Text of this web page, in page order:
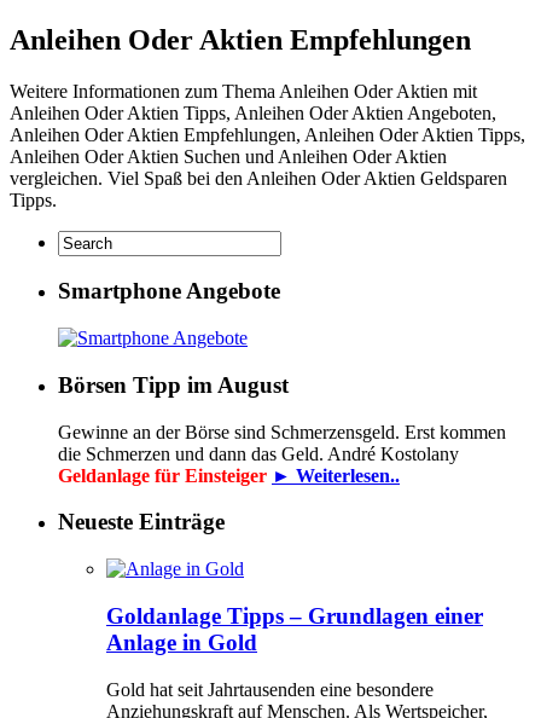
Anleihen Oder Aktien Empfehlungen
Weitere Informationen zum Thema Anleihen Oder Aktien mit
Anleihen Oder Aktien Tipps, Anleihen Oder Aktien Angeboten,
Anleihen Oder Aktien Empfehlungen, Anleihen Oder Aktien Tipps,
Anleihen Oder Aktien Suchen und Anleihen Oder Aktien
vergleichen. Viel Spaß bei den Anleihen Oder Aktien Geldsparen
Tipps.
Smartphone Angebote
Börsen Tipp im August
Gewinne an der Börse sind Schmerzensgeld. Erst kommen
die Schmerzen und dann das Geld. André Kostolany
Geldanlage für Einsteiger ► Weiterlesen..
Neueste Einträge
Goldanlage Tipps – Grundlagen einer
Anlage in Gold
Gold hat seit Jahrtausenden eine besondere
Anziehungskraft auf Menschen. Als Wertspeicher,